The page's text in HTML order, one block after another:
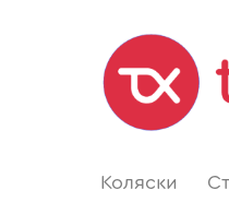
Коляски